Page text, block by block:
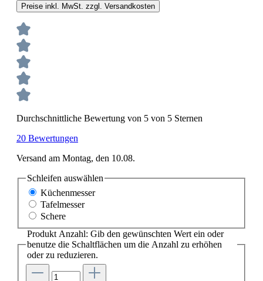
Preise inkl. MwSt. zzgl. Versandkosten
Durchschnittliche Bewertung von 5 von 5 Sternen
20 Bewertungen
Versand am Montag, den 10.08.
Schleifen auswählen
Küchenmesser
Tafelmesser
Schere
Produkt Anzahl: Gib den gewünschten Wert ein oder
benutze die Schaltflächen um die Anzahl zu erhöhen
oder zu reduzieren.